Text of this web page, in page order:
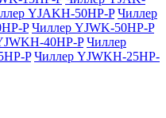
YJAKH-50HP-P Чиллер
P Чиллер YJWK-50HP-P
40HP-P Чиллер
P Чиллер YJWKH-25HP-